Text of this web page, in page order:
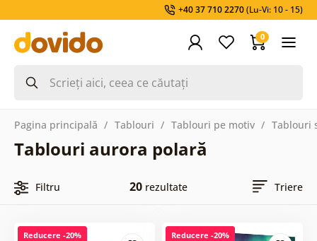
+40 37 710 2270(Lu-Vi: 10 - 15)
0
Pagina principală Tablouri Tablouri pe motiv Tablouri
Tablouri aurora polară
Filtru 20 rezultate Triere
Reducere -20% Reducere -20%